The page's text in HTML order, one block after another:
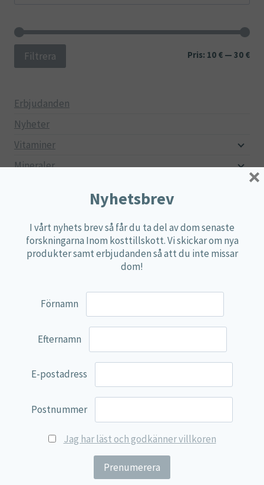
Min
Filtrera Pris: 10 € — 30 €
Erbjudanden
Nyheter
Vitaminer
Mineraler
Mjölksyrebakterier
Matsmältningsenzymer
Multi produkter
Övriga kosttillskott
100% Natural
Synergos
Multi Nutrient
Nyhetsbrev
I vårt nyhets brev så får du ta del av dom senaste
forskningarna Inom kosttillskott. Vi skickar om nya
produkter samt erbjudanden så att du inte missar
dom!
Förnamn
Efternamn
E-postadress
Postnummer
Jag har läst och godkänner villkoren
×